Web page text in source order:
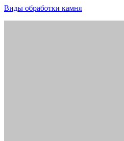
Виды обработки камня